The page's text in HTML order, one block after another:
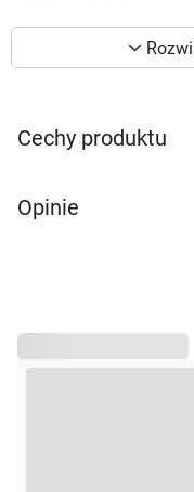
preferencji.
polityce
"Ustawienia"
Opakowanie
150g
Cechy produktu
Opinie